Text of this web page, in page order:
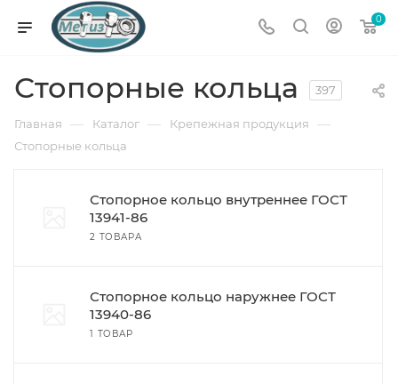
0
Стопорные кольца 397
Главная — Каталог — Крепежная продукция —
Стопорные кольца
Стопорное кольцо внутреннее ГОСТ
13941-86
2 ТОВАРА
Стопорное кольцо наружнее ГОСТ
13940-86
1 ТОВАР